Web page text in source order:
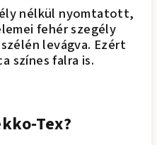
nélkül nyomtatott,
fehér szegély
levágva. Ezért
színes falra is.
Tex?